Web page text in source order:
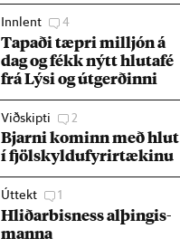
Innlent 4
Tap­aði tæpri millj­ón á
dag og fékk nýtt hluta­fé
frá Lýsi og út­gerð­inni
Viðskipti 2
Bjarni kom­inn með hlut
í fjöl­skyldu­fyr­ir­tæk­inu
Úttekt 1
Hlið­ar­bis­ness al­þing­is­
manna